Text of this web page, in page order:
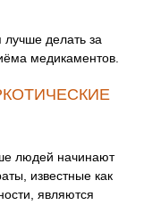
лучше делать за
медикаментов.
людей начинают
известные как
являются